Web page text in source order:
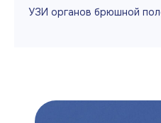
УЗИ органов брюшной